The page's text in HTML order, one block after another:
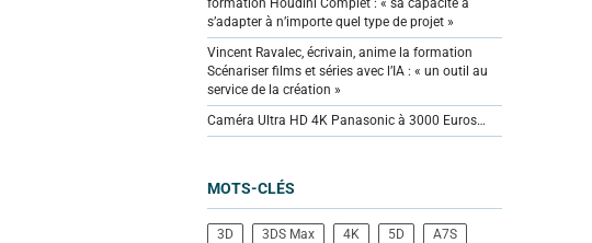
formation Houdini Complet : « sa capacité à
s’adapter à n’importe quel type de projet »
Vincent Ravalec, écrivain, anime la formation
Scénariser films et séries avec l’IA : « un outil au
service de la création »
Caméra Ultra HD 4K Panasonic à 3000 Euros…
MOTS-CLÉS
3D 3DS Max 4K 5D
A7S